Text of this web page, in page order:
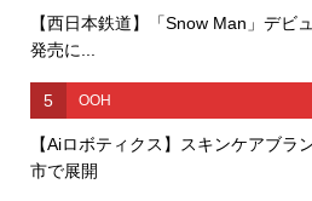
【西日本鉄道】「Snow Man」デビ
発売に...
5 OOH
【Aiロボティクス】スキンケアブラ
市で展開